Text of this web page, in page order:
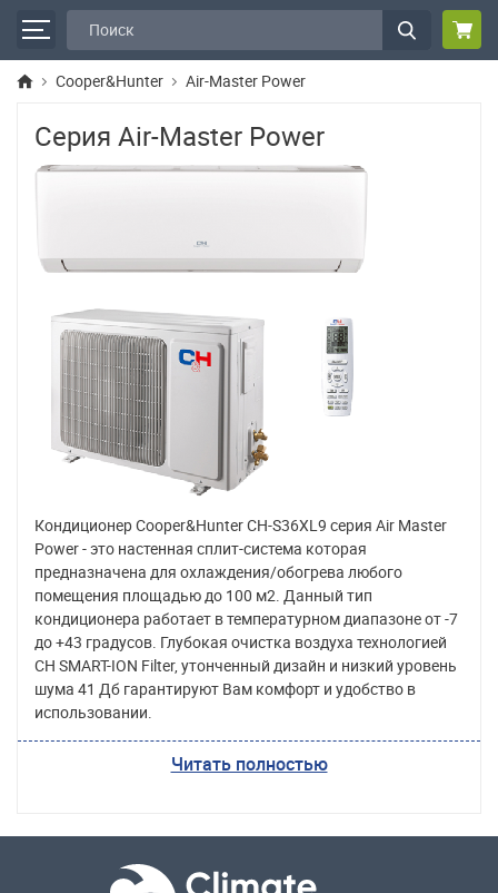
Cooper&Hunter Air-Master Power
Серия Air-Master Power
Кондиционер Cooper&Hunter CH-S36XL9 серия Air Master
Power - это настенная сплит-система которая
предназначена для охлаждения/обогрева любого
помещения площадью до 100 м2. Данный тип
кондиционера работает в температурном диапазоне от -7
до +43 градусов. Глубокая очистка воздуха технологией
CH SMART-ION Filter, утонченный дизайн и низкий уровень
шума 41 Дб гарантируют Вам комфорт и удобство в
использовании.
Читать полностью